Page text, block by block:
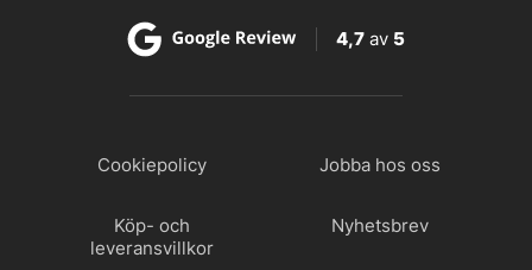
4,7 av 5
Cookiepolicy Jobba hos oss
Köp- och
leveransvillkor
Nyhetsbrev